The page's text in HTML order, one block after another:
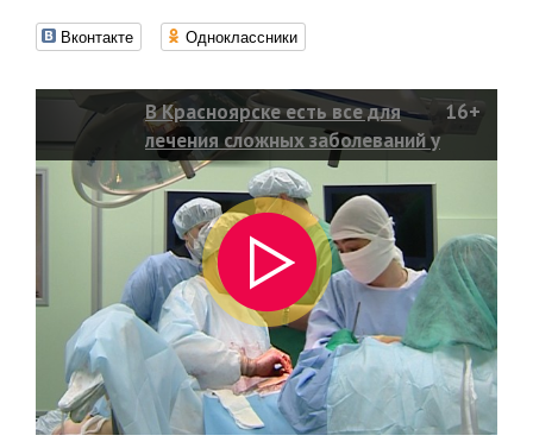
Вконтакте Одноклассники
В Красноярске есть все для
лечения сложных заболеваний у
детей
16+